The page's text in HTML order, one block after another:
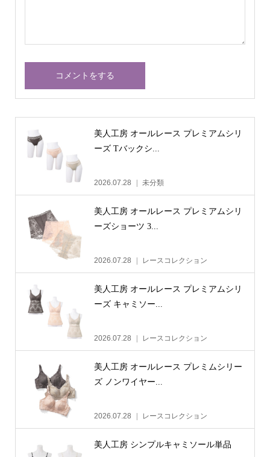
美人工房 オールレース プレミアムシリ
ーズ Tバックシ...
2026.07.28 未分類
美人工房 オールレース プレミアムシリ
ーズショーツ 3...
2026.07.28 レースコレクション
美人工房 オールレース プレミアムシリ
ーズ キャミソー...
2026.07.28 レースコレクション
美人工房 オールレース プレミムシリー
ズ ノンワイヤー...
2026.07.28 レースコレクション
美人工房 シンプルキャミソール単品